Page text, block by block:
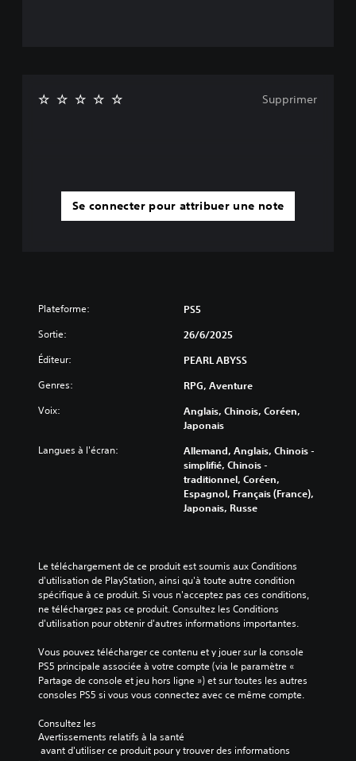
Se connecter pour attribuer une note
Supprimer
Plateforme: PS5
Sortie: 26/6/2025
Éditeur: PEARL ABYSS
Genres: RPG, Aventure
Voix:
Anglais, Chinois, Coréen,
Japonais
Langues à l'écran:
Allemand, Anglais, Chinois -
simplifié, Chinois -
traditionnel, Coréen,
Espagnol, Français (France),
Japonais, Russe
Le téléchargement de ce produit est soumis aux Conditions
d'utilisation de PlayStation, ainsi qu'à toute autre condition
spécifique à ce produit. Si vous n'acceptez pas ces conditions,
ne téléchargez pas ce produit. Consultez les Conditions
d'utilisation pour obtenir d'autres informations importantes.
Vous pouvez télécharger ce contenu et y jouer sur la console
PS5 principale associée à votre compte (via le paramètre «
Partage de console et jeu hors ligne ») et sur toutes les autres
consoles PS5 si vous vous connectez avec ce même compte.
Consultez les
Avertissements relatifs à la santé